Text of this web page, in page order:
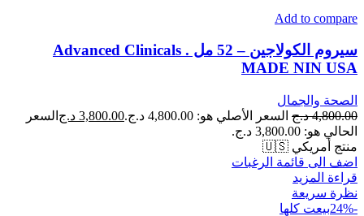
Add to compare
سيروم الكولاجين – 52 مل . Advanced Clinicals
MADE NIN USA
الصحة والجمال
4,800.00 د.ج السعر الأصلي هو: 4,800.00 د.ج. 3,800.00 د.ج السعر
الحالي هو: 3,800.00 د.ج.
منتج أمريكي 🇺🇸
اضف الى قائمة الرغبات
قراءة المزيد
نظرة سريعة
-24%
بيعت كلها